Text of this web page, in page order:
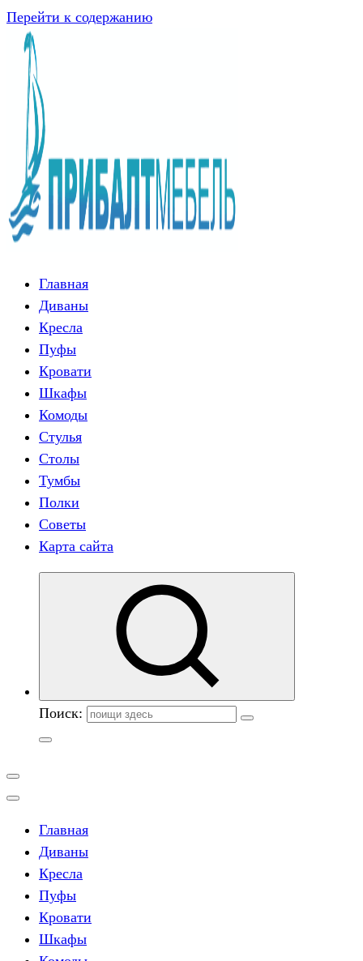
Перейти к содержанию
Главная
Диваны
Кресла
Пуфы
Кровати
Шкафы
Комоды
Стулья
Столы
Тумбы
Полки
Советы
Карта сайта
Поиск:
Главная
Диваны
Кресла
Пуфы
Кровати
Шкафы